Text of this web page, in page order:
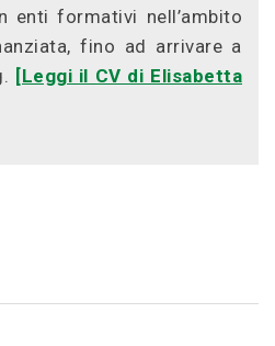
enti formativi nell’ambito
fino ad arrivare a
[Leggi il CV di Elisabetta